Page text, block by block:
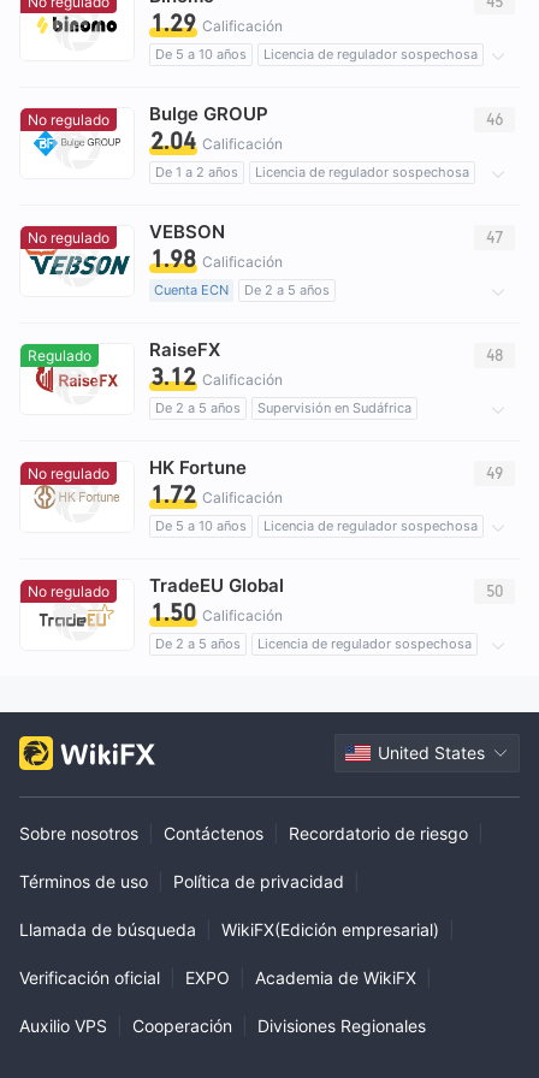
Riesgo potencial medio
1.29 Calificación
De 5 a 10 años
Licencia de regulador sospechosa
No regulado Bulge GROUP
2.04 Calificación
De 1 a 2 años
Licencia de regulador sospechosa
Riesgo potencial alto
46
No regulado VEBSON
1.98 Calificación
Cuenta ECN
De 2 a 5 años
Licencia completa de MT5
47
Regulado RaiseFX
3.12 Calificación
De 2 a 5 años
Supervisión en Sudáfrica
Riesgo potencial alto
48
No regulado HK Fortune
1.72 Calificación
De 5 a 10 años
Licencia de regulador sospechosa
Riesgo potencial alto
49
No regulado TradeEU Global
1.50 Calificación
De 2 a 5 años
Licencia de regulador sospechosa
50
United States
Sobre nosotros Contáctenos Recordatorio de riesgo
Términos de uso Política de privacidad
Llamada de búsqueda WikiFX(Edición empresarial)
Verificación oficial EXPO Academia de WikiFX
Auxilio VPS Cooperación Divisiones Regionales